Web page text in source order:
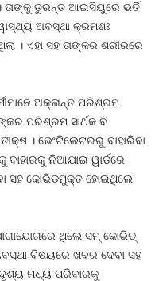
ତାଙ୍କୁ ତୁରନ୍ତ ଆଇସିୟୁରେ ଭର୍ତି
ଅବସ୍ଥା କ୍ରମଶଃ
। ଏହା ସହ ତାଙ୍କର ଶରୀରରେ
ଅକ୍ଳାନ୍ତ ପରିଶ୍ରମ
ପରିଶ୍ରମ ସାର୍ଥକ ବି
। ଭେଂଟିଲେଟରରୁ ବାହାରିବା
ନିଆଯାଇ ୱାର୍ଡରେ
ସହ କୋଭିଡମୁକ୍ତ ହୋଇଥିଲେ
ଥିଲେ ସମ୍ କୋଭିଡ୍
ବିଷୟରେ ଖବର ଦେବା ସହ
ମଧ୍ୟ ପରିବାରକୁ